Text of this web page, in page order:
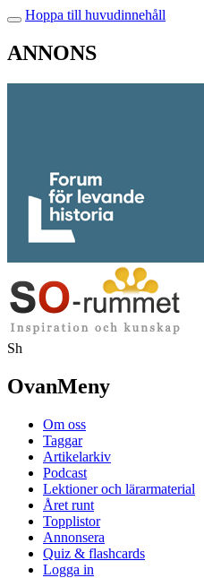
Hoppa till huvudinnehåll
ANNONS
Sh
OvanMeny
Om oss
Taggar
Artikelarkiv
Podcast
Lektioner och lärarmaterial
Året runt
Topplistor
Annonsera
Quiz & flashcards
Logga in